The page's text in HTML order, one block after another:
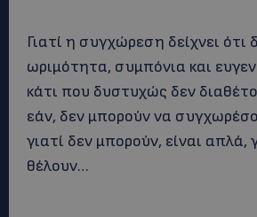
Γιατί η συγχώρεση δείχνει ότι
ωριμότητα, συμπόνια και
κάτι που δυστυχώς δεν
εάν, δεν μπορούν να
γιατί δεν μπορούν, είναι απλά,
θέλουν…